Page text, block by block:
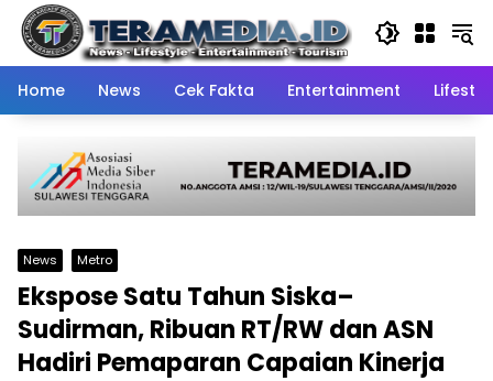
Skip
content
Home
News Cek Fakta Entertainment
News Metro
Ekspose Satu Tahun Siska–
Sudirman, Ribuan RT/RW dan ASN
Hadiri Pemaparan Capaian Kinerja